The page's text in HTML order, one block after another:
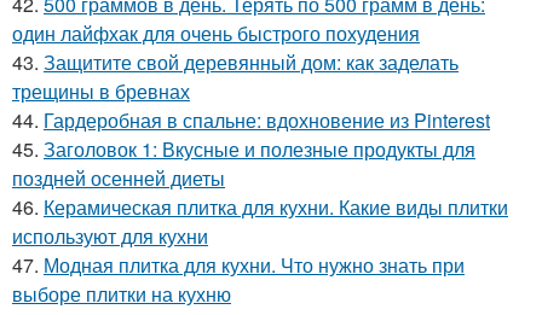
один лайфхак для очень быстрого похудения
43. Защитите свой деревянный дом: как заделать
трещины в бревнах
44. Гардеробная в спальне: вдохновение из Pinterest
45. Заголовок 1: Вкусные и полезные продукты для
поздней осенней диеты
46. Керамическая плитка для кухни. Какие виды плитки
используют для кухни
47. Модная плитка для кухни. Что нужно знать при
выборе плитки на кухню